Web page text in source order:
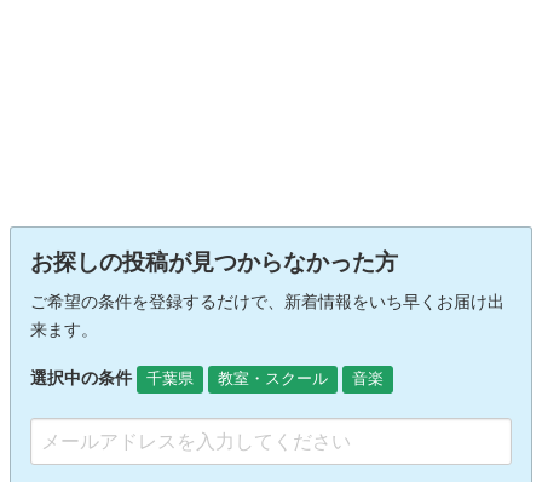
お探しの投稿が見つからなかった方
ご希望の条件を登録するだけで、新着情報をいち早くお届け出
来ます。
選択中の条件 千葉県 教室・スクール 音楽